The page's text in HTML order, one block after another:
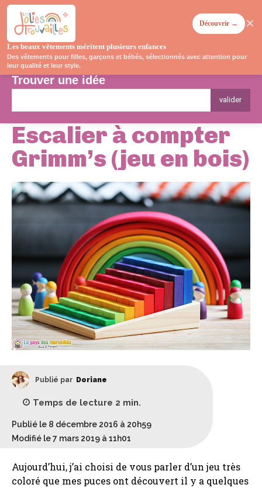
Trouver une idée
valider
Escalier à compter
Grimm’s (jeu en bois)
Publié par Doriane
Temps de lecture 2 min.
Publié le 8 décembre 2016 à 20h59
Modifié le 7 mars 2019 à 11h01
Aujourd’hui, j’ai choisi de vous parler d’un jeu très
coloré que mes puces ont découvert il y a quelques
Les beaux vêtements méritent plusieurs enfances
Des vêtements pour filles, garçons et bébés, sélectionnés avec attention pour
leur qualité et leur style.
Découvrir → ✕